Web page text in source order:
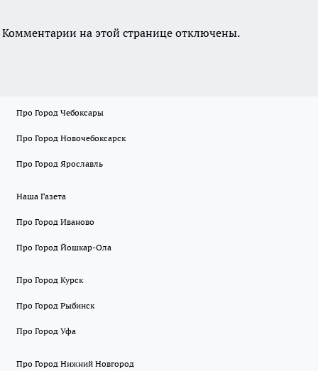
Комментарии на этой странице отключены.
Про Город Чебоксары
Про Город Новочебоксарск
Про Город Ярославль
Наша Газета
Про Город Иваново
Про Город Йошкар-Ола
Про Город Курск
Про Город Рыбинск
Про Город Уфа
Про Город Нижний Новгород